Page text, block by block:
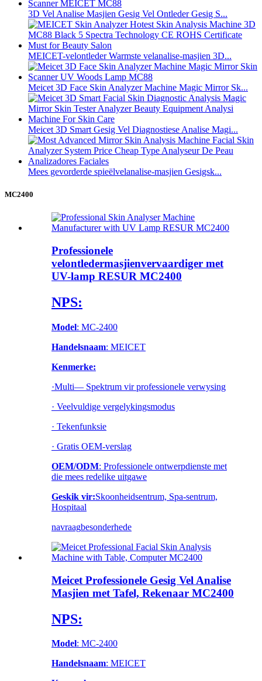
3D Vel Analise Masjien Gesig Vel Ontleder Gesig S...
MEICET-velontleder Warmste velanalise-masjien 3D...
Meicet 3D Face Skin Analyzer Machine Magic Mirror Sk...
Meicet 3D Smart Gesig Vel Diagnostiese Analise Magi...
Mees gevorderde spieëlvelanalise-masjien Gesigsk...
MC2400
Professionele
velontledermasjienvervaardiger met
UV-lamp RESUR MC2400
NPS:
Model: MC-2400
Handelsnaam: MEICET
Kenmerke:
·Multi— Spektrum vir professionele verwysing
· Veelvuldige vergelykingsmodus
· Tekenfunksie
· Gratis OEM-verslag
OEM/ODM: Professionele ontwerpdienste met
die mees redelike uitgawe
Geskik vir:Skoonheidsentrum, Spa-sentrum,
Hospitaal
navraagbesonderhede
Meicet Professionele Gesig Vel Analise
Masjien met Tafel, Rekenaar MC2400
NPS:
Model: MC-2400
Handelsnaam: MEICET